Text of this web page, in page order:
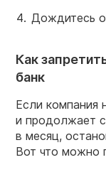
Дождитесь
Как
банк
Если компания
и продолжает
в месяц,
Вот что можно